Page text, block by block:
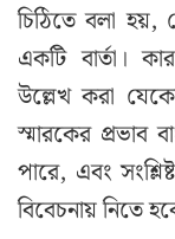
চিঠিতে বলা হয়,
একটি বার্তা।
উল্লেখ করা
স্মারকের প্রভাব
পারে, এবং
বিবেচনায় নিতে